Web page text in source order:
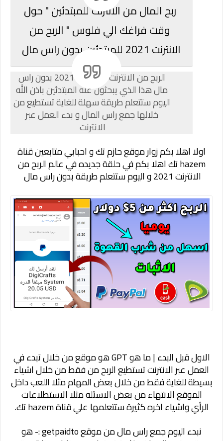
ربح المال من الانترنت للمبتدئين " حول
وقت فراغك الي فلوس " الربح من
الانترنت 2021 للمبتدئين بدون راس مال
الربح من الانترنت للمبتدئين 2021 بدون راس
مال هذا الذي يبحثون عنه المبتدئين باذن الله
اليوم ستتعلم طريقة سهلة للغاية تستطيع من
خلالها جمع راس المال و بدء العمل عبر
الانترنت
اولا اهلا بكم زوار موقعحازم تكو احبابي متابعين قناة
hazem تك اهلا بكم في حلقة جديده في عالم الربح من
الانترنت 2021 و اليوم ستتعلم طريقة بدون راس مال
الاول قبل البدء | ما هو GPT هو موقع من خلال تبدء في
العمل عبر الانترنت تستطيع الربح من فقط من خلال اشياء
بسيطة للغاية فقط من خلال بعض المهام مثلا اللعب داخل
الموقع الانتهاء من بعض الاسئله مثلا الاستطلاعات
الرأي واشياء اخره كثيرة ستتعلمها علي قناةhazem تك.
نبدء اليوم جمع راس مال من موقعgetpaidto:- هو